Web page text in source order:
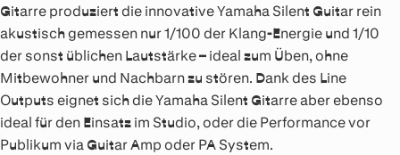
Gitarre produziert die innovative Yamaha Silent Guitar rein
akustisch gemessen nur 1/100 der Klang-Energie und 1/10
der sonst üblichen Lautstärke – ideal zum Üben, ohne
Mitbewohner und Nachbarn zu stören. Dank des Line
Outputs eignet sich die Yamaha Silent Gitarre aber ebenso
ideal für den Einsatz im Studio, oder die Performance vor
Publikum via Guitar Amp oder PA System.